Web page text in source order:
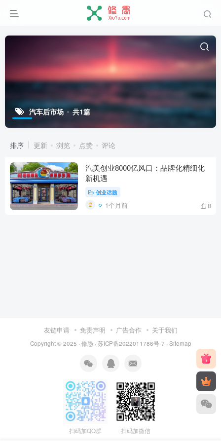
汽车后市场 共1篇
排序 更新 浏览 点赞 评论
汽美创业8000亿风口：品牌化精细化
新机遇
创业话题
1个月前 8
友链申请 免责声明 广告合作 关于我们
Copyright © 2025 · 修愚 · 苏ICP备2022011786号-7 · Sitemap
扫码加QQ群 扫码加微信